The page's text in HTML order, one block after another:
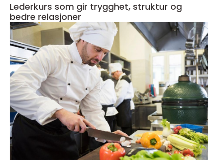
Lederkurs som gir trygghet, struktur og
bedre relasjoner